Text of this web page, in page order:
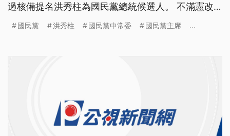
過核備提名洪秀柱為國民黨總統候選人。 不滿憲改
抗議。 ==抗議群眾== 國民黨踹共 舉牌警告 朱立倫
國民黨 洪秀柱 國民黨中常委 國民黨主席 ...